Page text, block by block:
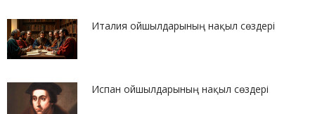
Италия ойшылдарының нақыл сөздері
Испан ойшылдарының нақыл сөздері